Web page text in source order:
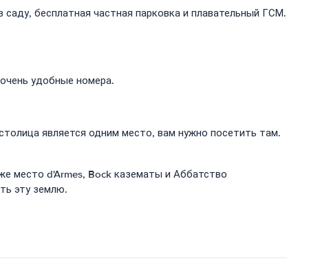
бесплатная частная парковка и плавательный ГСМ.
удобные номера.
является одним место, вам нужно посетить там.
место d'Armes, Bock казематы и Аббатство
эту землю.